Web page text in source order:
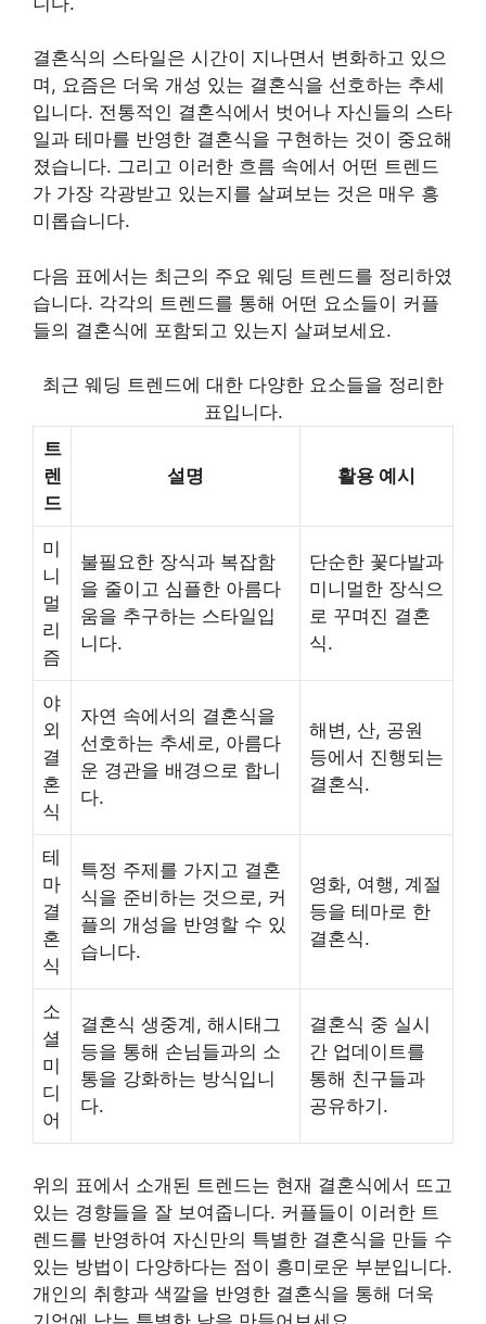
결혼식의 스타일은 시간이 지나면서 변화하고 있으
며, 요즘은 더욱 개성 있는 결혼식을 선호하는 추세
입니다. 전통적인 결혼식에서 벗어나 자신들의 스타
일과 테마를 반영한 결혼식을 구현하는 것이 중요해
졌습니다. 그리고 이러한 흐름 속에서 어떤 트렌드
가 가장 각광받고 있는지를 살펴보는 것은 매우 흥
미롭습니다.
다음 표에서는 최근의 주요 웨딩 트렌드를 정리하였
습니다. 각각의 트렌드를 통해 어떤 요소들이 커플
들의 결혼식에 포함되고 있는지 살펴보세요.
최근 웨딩 트렌드에 대한 다양한 요소들을 정리한
표입니다.
트
렌
드
설명 활용 예시
미
니
멀
리
즘
불필요한 장식과 복잡함
을 줄이고 심플한 아름다
움을 추구하는 스타일입
니다.
단순한 꽃다발과
미니멀한 장식으
로 꾸며진 결혼
식.
야
외
결
혼
식
자연 속에서의 결혼식을
선호하는 추세로, 아름다
운 경관을 배경으로 합니
다.
해변, 산, 공원
등에서 진행되는
결혼식.
테
마
결
혼
식
특정 주제를 가지고 결혼
식을 준비하는 것으로, 커
플의 개성을 반영할 수 있
습니다.
영화, 여행, 계절
등을 테마로 한
결혼식.
소
셜
미
디
어
결혼식 생중계, 해시태그
등을 통해 손님들과의 소
통을 강화하는 방식입니
다.
결혼식 중 실시
간 업데이트를
통해 친구들과
공유하기.
위의 표에서 소개된 트렌드는 현재 결혼식에서 뜨고
있는 경향들을 잘 보여줍니다. 커플들이 이러한 트
렌드를 반영하여 자신만의 특별한 결혼식을 만들 수
있는 방법이 다양하다는 점이 흥미로운 부분입니다.
개인의 취향과 색깔을 반영한 결혼식을 통해 더욱